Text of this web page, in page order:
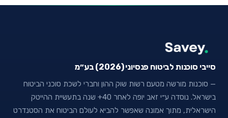
סייבי סוכנות לביטוח פנסיוני (2026) בע״מ
— סוכנות מורשה מטעם רשות שוק ההון וחברי לשכת סוכני הביטוח
בישראל. נוסדה ע״י זאב יופה לאחר 40+ שנה בתעשיית ההייטק
הישראלית, מתוך אמונה שאפשר להביא לעולם הביטוח את הסטנדרט